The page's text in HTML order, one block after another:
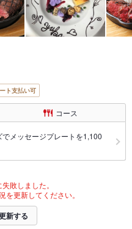
ト支払い可
コース
でメッセージプレートを1,100
敗しました。
更新してください。
新する